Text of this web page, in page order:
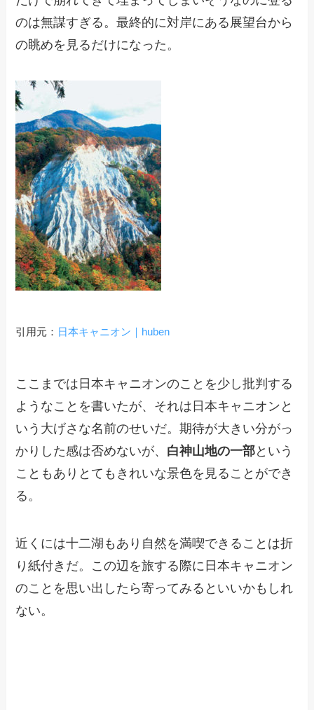
のは無謀すぎる。最終的に対岸にある展望台から
の眺めを見るだけになった。
引用元： 日本キャニオン｜huben
ここまでは日本キャニオンのことを少し批判する
ようなことを書いたが、それは日本キャニオンと
いう大げさな名前のせいだ。期待が大きい分がっ
かりした感は否めないが、 白神山地の一部という
こともありとてもきれいな景色を見ることができ
る。
近くには十二湖もあり自然を満喫できることは折
り紙付きだ。この辺を旅する際に日本キャニオン
のことを思い出したら寄ってみるといいかもしれ
ない。